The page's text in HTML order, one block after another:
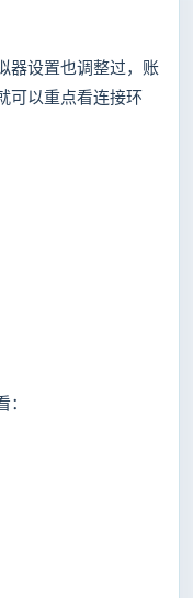
器设置也调整过，账
可以重点看连接环